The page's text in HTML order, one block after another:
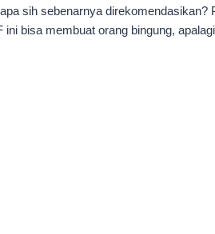
sih sebenarnya direkomendasikan?
bisa membuat orang bingung,